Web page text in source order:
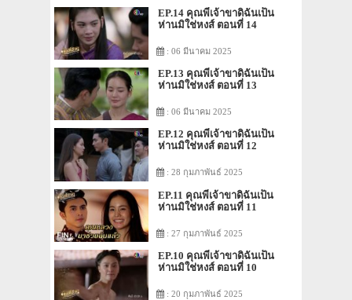
EP.14 คุณพี่เจ้าขาดิฉันเป็น
ห่านมิใช่หงส์ ตอนที่ 14
: 06 มีนาคม 2025
EP.13 คุณพี่เจ้าขาดิฉันเป็น
ห่านมิใช่หงส์ ตอนที่ 13
: 06 มีนาคม 2025
EP.12 คุณพี่เจ้าขาดิฉันเป็น
ห่านมิใช่หงส์ ตอนที่ 12
: 28 กุมภาพันธ์ 2025
EP.11 คุณพี่เจ้าขาดิฉันเป็น
ห่านมิใช่หงส์ ตอนที่ 11
: 27 กุมภาพันธ์ 2025
EP.10 คุณพี่เจ้าขาดิฉันเป็น
ห่านมิใช่หงส์ ตอนที่ 10
: 20 กุมภาพันธ์ 2025